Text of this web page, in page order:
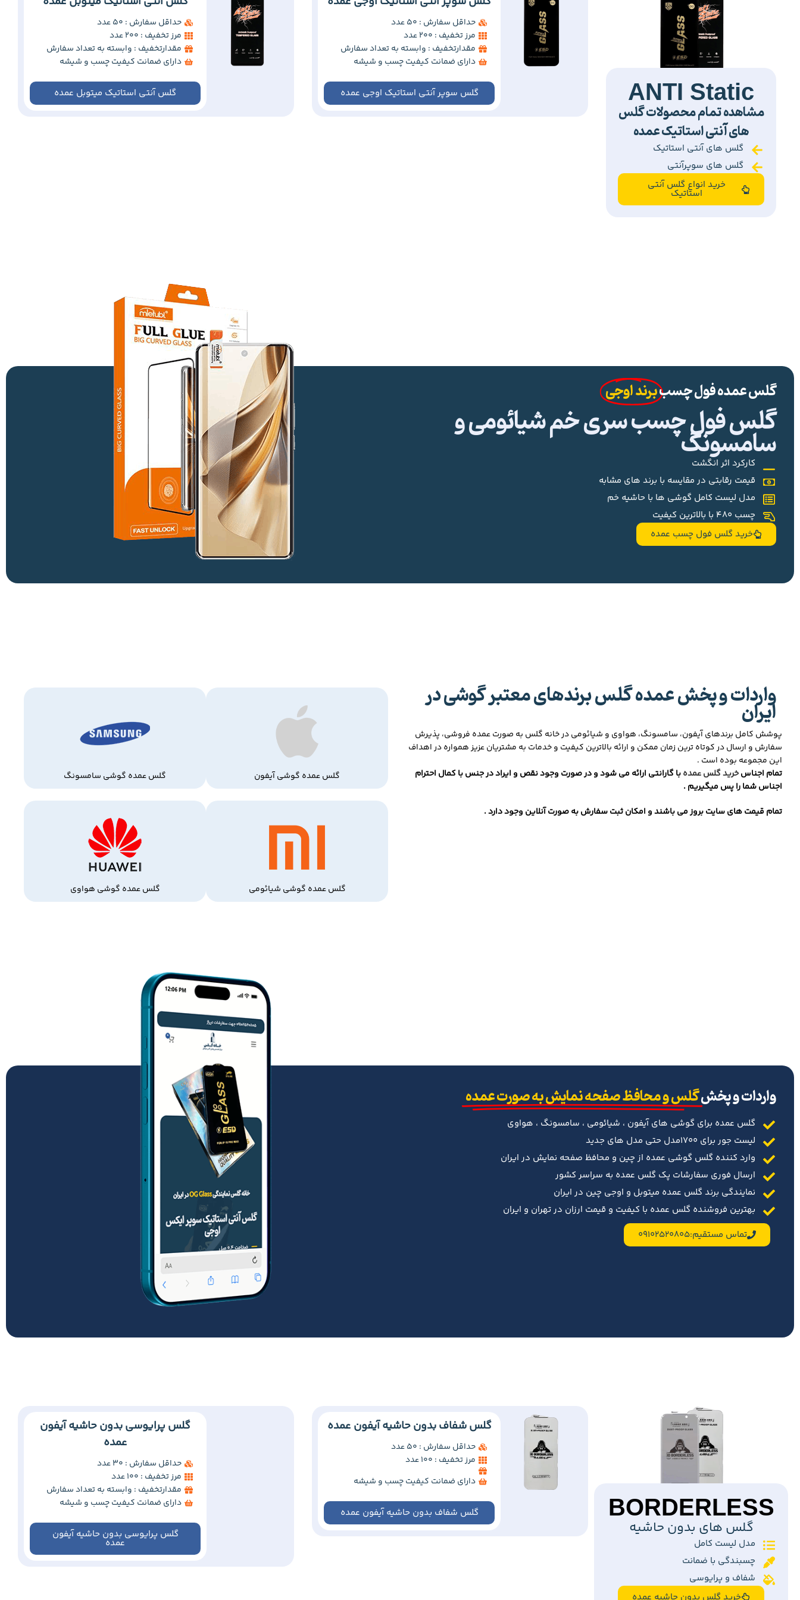
ANTI Static
مشاهده تمام محصولات گلس
های آنتی استاتیک عمده
گلس های آنتی استاتیک
گلس های سوپرآنتی
خرید انواع گلس آنتی
استاتیک
حداقل سفارش : 50 عدد
مرز تخفیف : 200 عدد
مقدارتخفیف : وابسته به تعداد سفارش
دارای ضمانت کیفیت چسب و شیشه
گلس سوپر آنتی استاتیک اوجی عمده
حداقل سفارش : 50 عدد
مرز تخفیف : 200 عدد
مقدارتخفیف : وابسته به تعداد سفارش
دارای ضمانت کیفیت چسب و شیشه
گلس آنتی استاتیک میتوبل عمده
گلس عمده فول چسببرند اوجی
گلس فول چسب سری خم شیائومی و
سامسونگ
کارکرد اثر انگشت
قیمت رقابتی در مقایسه با برند های مشابه
مدل لیست کامل گوشی ها با حاشیه خم
چسب 480 با بالاترین کیفیت
خرید گلس فول چسب عمده
واردات و پخش عمده گلس برندهای معتبر گوشی در
ایران
پوشش کامل برندهای آیفون، سامسونگ، هواوی و شیائومی در خانه گلس به صورت عمده فروشی، پذیرش
سفارش و ارسال در کوتاه ترین زمان ممکن و ارائه بالاترین کیفیت و خدمات به مشتریان عزیز همواره در اهداف
این مجموعه بوده است .
تمام اجناسخرید گلس عمدهبا گارانتی ارائه می شود و در صورت وجود نقص و ایراد در جنس با کمال احترام
اجناس شما را پس میگیریم .
تمام قیمت های سایت بروز می باشند و امکان ثبت سفارش به صورت آنلاین وجود دارد .
گلس عمده گوشی آیفون گلس عمده گوشی سامسونگ
گلس عمده گوشی شیائومی گلس عمده گوشی هواوی
‌واردات و پخشگلس و محافظ صفحه نمایش به صورت عمده
گلس عمده برای گوشی های آیفون ، شیائومی ، سامسونگ ، هواوی
لیست جور برای 1700مدل حتی مدل های جدید
وارد کننده گلس گوشی عمده از چین و محافظ صفحه نمایش در ایران
ارسال فوری سفارشات پک گلس عمده به سراسر کشور
نمایندگی برند گلس عمده میتوبل و اوجی چین در ایران
بهترین فروشنده گلس عمده با کیفیت و قیمت ارزان در تهران و ایران
تماس مستقیم:09102520805
BORDERLESS
گلس های بدون حاشیه
مدل لیست کامل
چسبندگی با ضمانت
شفاف و پرایوسی
گلس شفاف بدون حاشیه آیفون عمده
حداقل سفارش : 50 عدد
مرز تخفیف : 100 عدد
دارای ضمانت کیفیت چسب و شیشه
گلس شفاف بدون حاشیه آیفون عمده
گلس پرایوسی بدون حاشیه آیفون
عمده
حداقل سفارش : 30 عدد
مرز تخفیف : 100 عدد
مقدارتخفیف : وابسته به تعداد سفارش
دارای ضمانت کیفیت چسب و شیشه
گلس پرایوسی بدون حاشیه آیفون
عمده